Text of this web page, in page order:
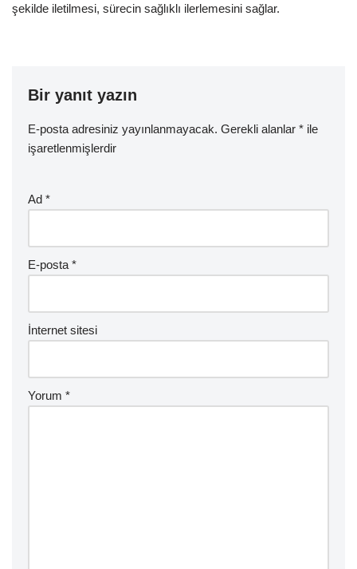
şekilde iletilmesi, sürecin sağlıklı ilerlemesini sağlar.
Bir yanıt yazın
E-posta adresiniz yayınlanmayacak. Gerekli alanlar * ile
işaretlenmişlerdir
Ad *
E-posta *
İnternet sitesi
Yorum *